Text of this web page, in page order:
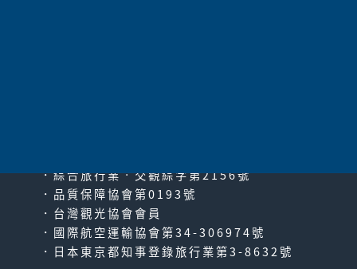
．綜合旅行業‧交觀綜字第2156號
．品質保障協會第0193號
．台灣觀光協會會員
．國際航空運輸協會第34-306974號
．日本東京都知事登錄旅行業第3-8632號